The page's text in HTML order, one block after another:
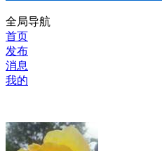
全局导航
首页
发布
消息
我的